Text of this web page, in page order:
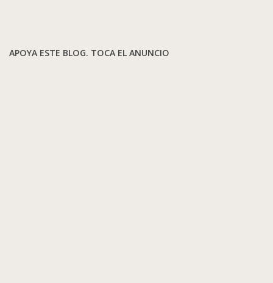
APOYA ESTE BLOG. TOCA EL ANUNCIO